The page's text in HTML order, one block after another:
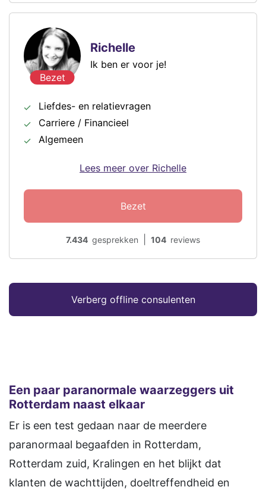
Bezet
Richelle
Ik ben er voor je!
Liefdes- en relatievragen
Carriere / Financieel
Algemeen
104 reviews
7.434 gesprekken
Bezet
Lees meer over Richelle
Verberg offline consulenten
Een paar paranormale waarzeggers uit
Rotterdam naast elkaar
Er is een test gedaan naar de meerdere
paranormaal begaafden in Rotterdam,
Rotterdam zuid, Kralingen en het blijkt dat
klanten de wachttijden, doeltreffendheid en